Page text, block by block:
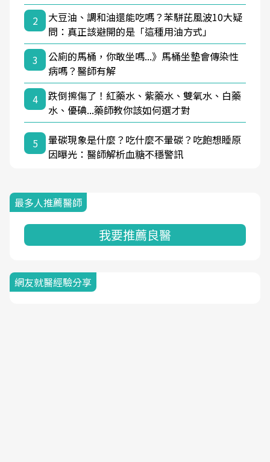
2
大豆油、調和油還能吃嗎？苯駢芘風波10大疑
問：真正該避開的是「這種用油方式」
3
公廁的馬桶，你敢坐嗎...》馬桶坐墊會傳染性
病嗎？醫師有解
4
跌倒擦傷了！紅藥水、紫藥水、雙氧水、白藥
水、優碘...藥師教你該如何選才對
5
暈碳現象是什麼？吃什麼不暈碳？吃飽想睡原
因曝光：醫師解析血糖不穩警訊
最多人推薦醫師
我要推薦良醫
網友就醫經驗分享